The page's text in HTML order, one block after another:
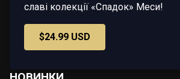
славі колекції «Спадок» Меси!
$24.99 USD